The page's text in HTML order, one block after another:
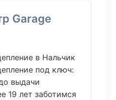
Garage
в Нальчик
под ключ:
выдачи
19 лет заботимся